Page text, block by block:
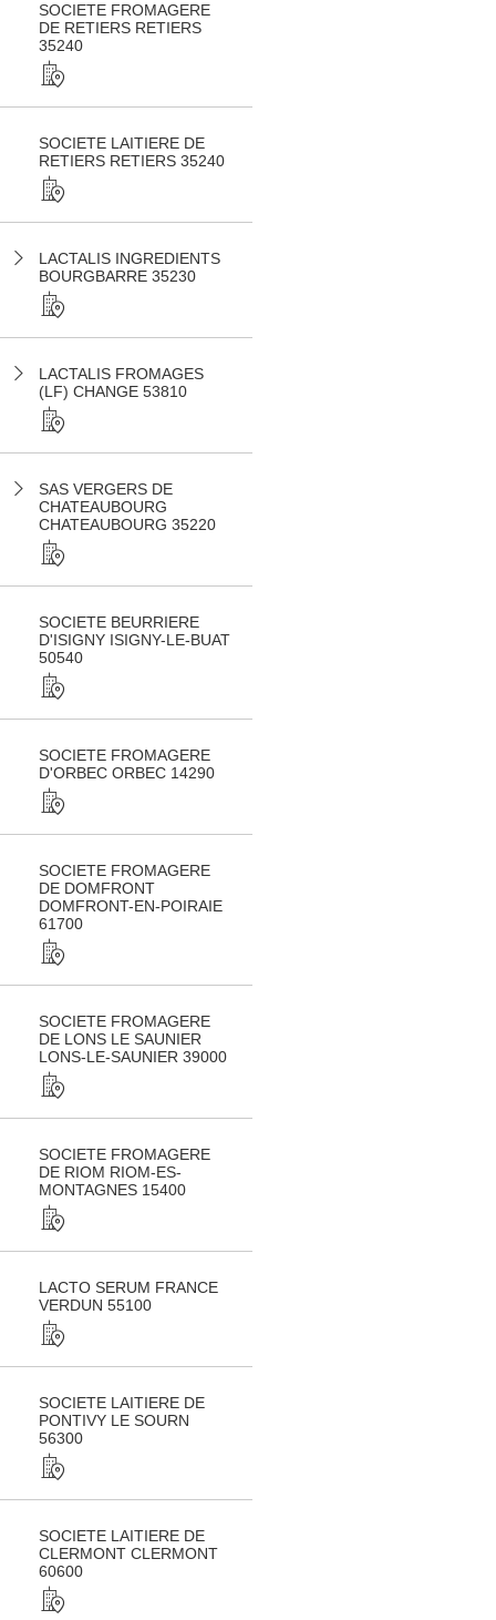
SOCIETE FROMAGERE
DE RETIERS RETIERS
35240
SOCIETE LAITIERE DE
RETIERS RETIERS 35240
LACTALIS INGREDIENTS
BOURGBARRE 35230
LACTALIS FROMAGES
(LF) CHANGE 53810
SAS VERGERS DE
CHATEAUBOURG
CHATEAUBOURG 35220
SOCIETE BEURRIERE
D'ISIGNY ISIGNY-LE-BUAT
50540
SOCIETE FROMAGERE
D'ORBEC ORBEC 14290
SOCIETE FROMAGERE
DE DOMFRONT
DOMFRONT-EN-POIRAIE
61700
SOCIETE FROMAGERE
DE LONS LE SAUNIER
LONS-LE-SAUNIER 39000
SOCIETE FROMAGERE
DE RIOM RIOM-ES-
MONTAGNES 15400
LACTO SERUM FRANCE
VERDUN 55100
SOCIETE LAITIERE DE
PONTIVY LE SOURN
56300
SOCIETE LAITIERE DE
CLERMONT CLERMONT
60600